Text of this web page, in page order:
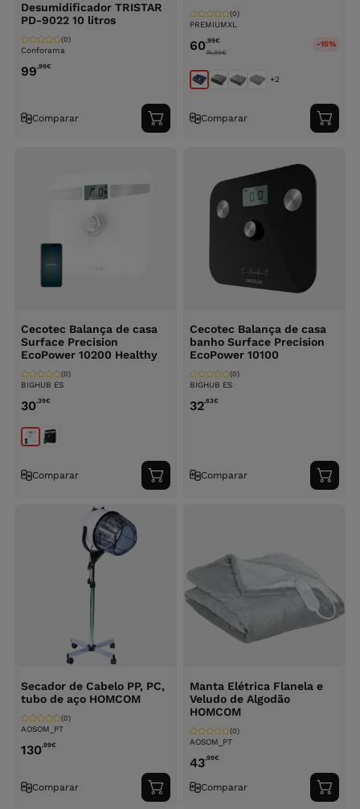
Desumidificador TRISTAR
PD-9022 10 litros
Conforama
(0)
99,99€
Comparar
Adicionar
ao
PREMIUMXL
(0)
60,99€
74.99€
-15%
+2
Comparar
ao
Cecotec Balança de casa
Surface Precision
EcoPower 10200 Healthy
BIGHUB ES
(0)
30,39€
Comparar
Adicionar
ao
Cecotec Balança de casa
banho Surface Precision
EcoPower 10100
BIGHUB ES
(0)
32,63€
Comparar
ao
Secador de Cabelo PP, PC,
tubo de aço HOMCOM
AOSOM_PT
(0)
130,99€
Comparar
Adicionar
ao
Manta Elétrica Flanela e
Veludo de Algodão
HOMCOM
AOSOM_PT
(0)
43,99€
Comparar
ao